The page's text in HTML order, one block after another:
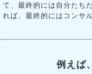
て、最終的には自分たち
れば、最終的にはコンサ
例えば